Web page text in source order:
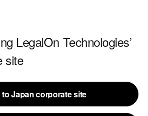
LegalOn Technologies’
site
Japan corporate site
Japan corporate site
名」、「契約開始日、終了日」
を表示する機能
像度や色の階調等をチェックし